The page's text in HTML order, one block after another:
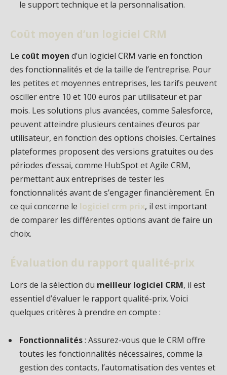
le support technique et la personnalisation.
Coût moyen d’un logiciel CRM
Le coût moyen d’un logiciel CRM varie en fonction
des fonctionnalités et de la taille de l’entreprise. Pour
les petites et moyennes entreprises, les tarifs peuvent
osciller entre 10 et 100 euros par utilisateur et par
mois. Les solutions plus avancées, comme Salesforce,
peuvent atteindre plusieurs centaines d’euros par
utilisateur, en fonction des options choisies. Certaines
plateformes proposent des versions gratuites ou des
périodes d’essai, comme HubSpot et Agile CRM,
permettant aux entreprises de tester les
fonctionnalités avant de s’engager financièrement. En
ce qui concerne le logiciel crm prix, il est important
de comparer les différentes options avant de faire un
choix.
Évaluation du rapport qualité-prix
Lors de la sélection du meilleur logiciel CRM, il est
essentiel d’évaluer le rapport qualité-prix. Voici
quelques critères à prendre en compte :
Fonctionnalités: Assurez-vous que le CRM offre
toutes les fonctionnalités nécessaires, comme la
gestion des contacts, l’automatisation des ventes et